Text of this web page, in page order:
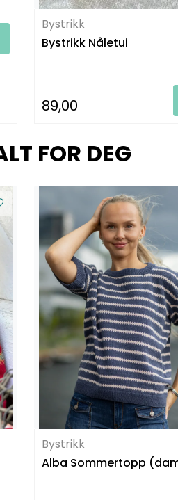
Bystrikk
Bystrikk Nåletui
89,00
FOR DEG
Bystrikk
Alba Sommertopp